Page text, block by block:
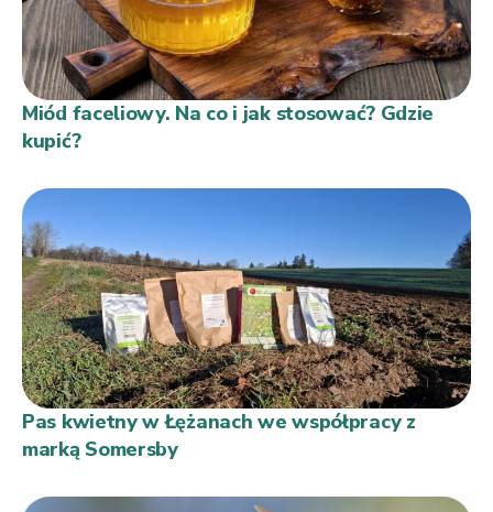
Miód faceliowy. Na co i jak stosować? Gdzie
kupić?
Pas kwietny w Łężanach we współpracy z
marką Somersby